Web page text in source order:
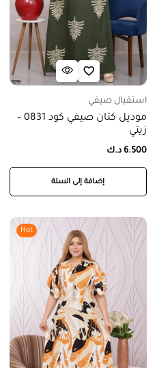
استقبال صيفي
موديل كتان صيفي كود 0831 –
زيتي
6.500 د.ك
إضافة إلى السلة
Hot